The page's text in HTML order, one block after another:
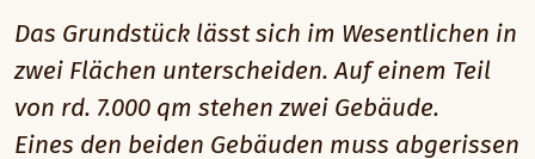
Das Grundstück lässt sich im Wesentlichen in
zwei Flächen unterscheiden. Auf einem Teil
von rd. 7.000 qm stehen zwei Gebäude.
Eines den beiden Gebäuden muss abgerissen